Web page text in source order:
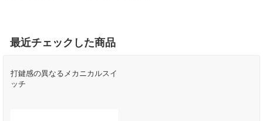
最近チェックした商品
打鍵感の異なるメカニカルスイ
ッチ